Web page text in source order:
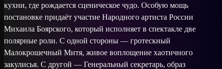
кухни, где рождается сценическое чудо. Особую мощь
постановке придаёт участие Народного артиста России
Михаила Боярского, который исполняет в спектакле две
полярные роли. С одной стороны — гротескный
Малокрошечный Митя, живое воплощение хаотичного
закулисья. С другой — Генеральный секретарь, образ